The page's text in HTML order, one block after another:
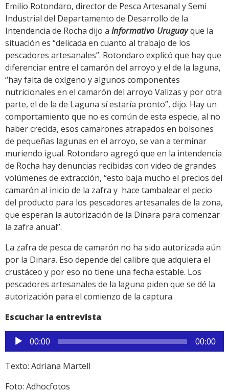
Emilio Rotondaro, director de Pesca Artesanal y Semi
Industrial del Departamento de Desarrollo de la
Intendencia de Rocha dijo a Informativo Uruguayque la
situación es “delicada en cuanto al trabajo de los
pescadores artesanales”. Rotondaro explicó que hay que
diferenciar entre el camarón del arroyo y el de la laguna,
“hay falta de oxígeno y algunos componentes
nutricionales en el camarón del arroyo Valizas y por otra
parte, el de la de Laguna sí estaría pronto”, dijo. Hay un
comportamiento que no es común de esta especie, al no
haber crecida, esos camarones atrapados en bolsones
de pequeñas lagunas en el arroyo, se van a terminar
muriendo igual. Rotondaro agregó que en la intendencia
de Rocha hay denuncias recibidas con video de grandes
volúmenes de extracción, “esto baja mucho el precios del
camarón al inicio de la zafra y hace tambalear el pecio
del producto para los pescadores artesanales de la zona,
que esperan la autorización de la Dinara para comenzar
la zafra anual”.
La zafra de pesca de camarón no ha sido autorizada aún
por la Dinara. Eso depende del calibre que adquiera el
crustáceo y por eso no tiene una fecha estable. Los
pescadores artesanales de la laguna piden que se dé la
autorización para el comienzo de la captura.
Escuchar la entrevista:
Reproductor
de
audio
00:00 00:00
Texto: Adriana Martell
Foto: Adhocfotos